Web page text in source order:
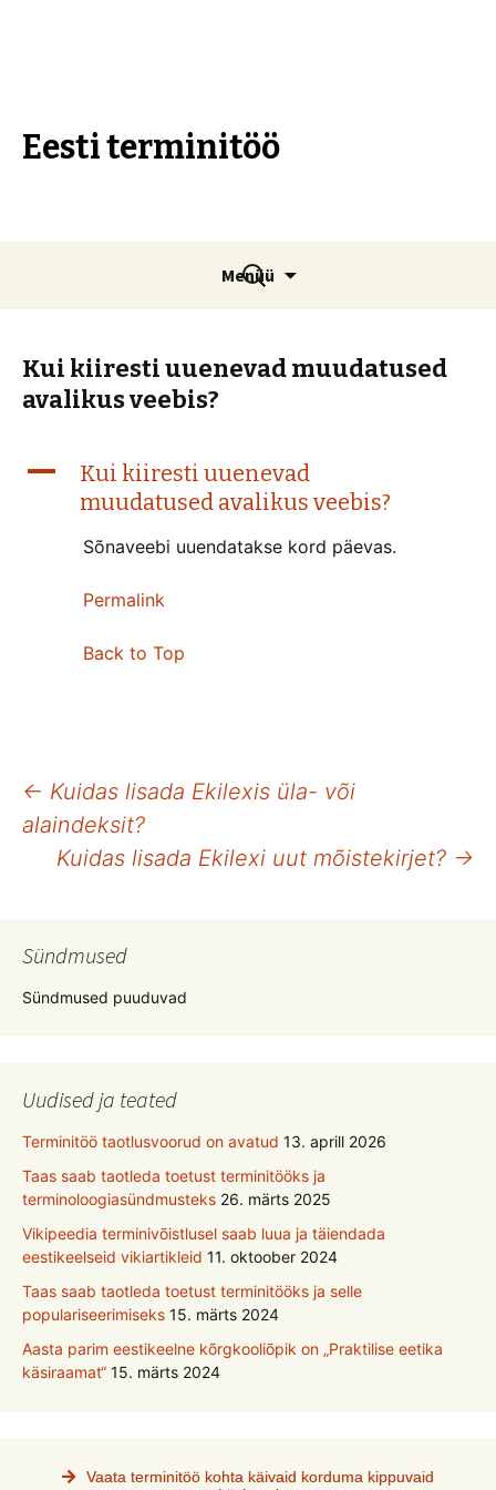
Eesti terminitöö
Menüü
juurde
Otsi:
Kui kiiresti uuenevad muudatused
avalikus veebis?
A
Kui kiiresti uuenevad
muudatused avalikus veebis?
Sõnaveebi uuendatakse kord päevas.
Permalink
Back to Top
Postituste
töölaud
← Kuidas lisada Ekilexis üla- või
alaindeksit?
Kuidas lisada Ekilexi uut mõistekirjet? →
Sündmused
Sündmused puuduvad
Uudised ja teated
Terminitöö taotlusvoorud on avatud 13. aprill 2026
Taas saab taotleda toetust terminitööks ja
terminoloogiasündmusteks 26. märts 2025
Vikipeedia terminivõistlusel saab luua ja täiendada
eestikeelseid vikiartikleid 11. oktoober 2024
Taas saab taotleda toetust terminitööks ja selle
populariseerimiseks 15. märts 2024
Aasta parim eestikeelne kõrgkooliõpik on „Praktilise eetika
käsiraamat“ 15. märts 2024
Vaata terminitöö kohta käivaid korduma kippuvaid